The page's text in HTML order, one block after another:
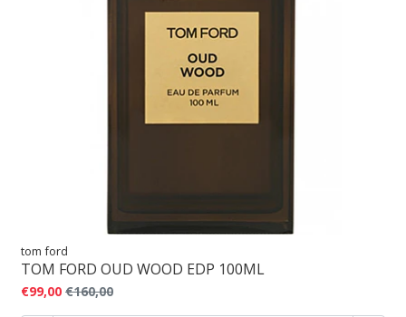
tom ford
TOM FORD OUD WOOD EDP 100ML
€99,00 €160,00